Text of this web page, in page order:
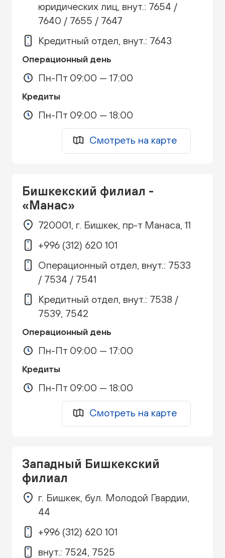
юридических лиц, внут.: 7654 /
7640 / 7655 / 7647
Кредитный отдел, внут.: 7643
Операционный день
Пн-Пт 09:00 — 17:00
Кредиты
Пн-Пт 09:00 — 18:00
Смотреть на карте
Бишкекский филиал -
«Манас»
720001, г. Бишкек, пр-т Манаса, 11
+996 (312) 620 101
Операционный отдел, внут.: 7533
/ 7534 / 7541
Кредитный отдел, внут.: 7538 /
7539, 7542
Операционный день
Пн-Пт 09:00 — 17:00
Кредиты
Пн-Пт 09:00 — 18:00
Смотреть на карте
Западный Бишкекский
филиал
г. Бишкек, бул. Молодой Гвардии,
44
+996 (312) 620 101
внут.: 7524, 7525